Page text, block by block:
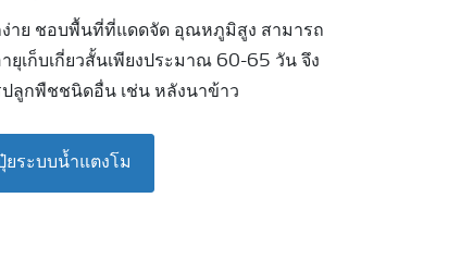
ง่าย ชอบพื้นที่ที่แดดจัด อุณหภูมิสูง สามารถ
เก็บเกี่ยวสั้นเพียงประมาณ 60-65 วัน จึง
ลูกพืชชนิดอื่น เช่น หลังนาข้าว
ระบบน้ำแตงโม